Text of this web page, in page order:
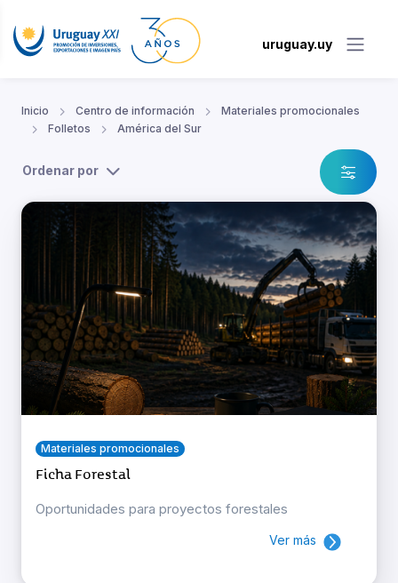
uruguay.uy
Inicio Centro de información
Materiales promocionales
Folletos
América del Sur
Ordenar por
Materiales promocionales
Ficha Forestal
Oportunidades para proyectos forestales
Ver más